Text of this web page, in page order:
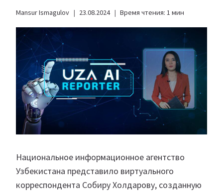
Mansur Ismagulov 23.08.2024 Время чтения: 1 мин
Национальное информационное агентство
Узбекистана представило виртуального
корреспондента Собиру Холдарову, созданную